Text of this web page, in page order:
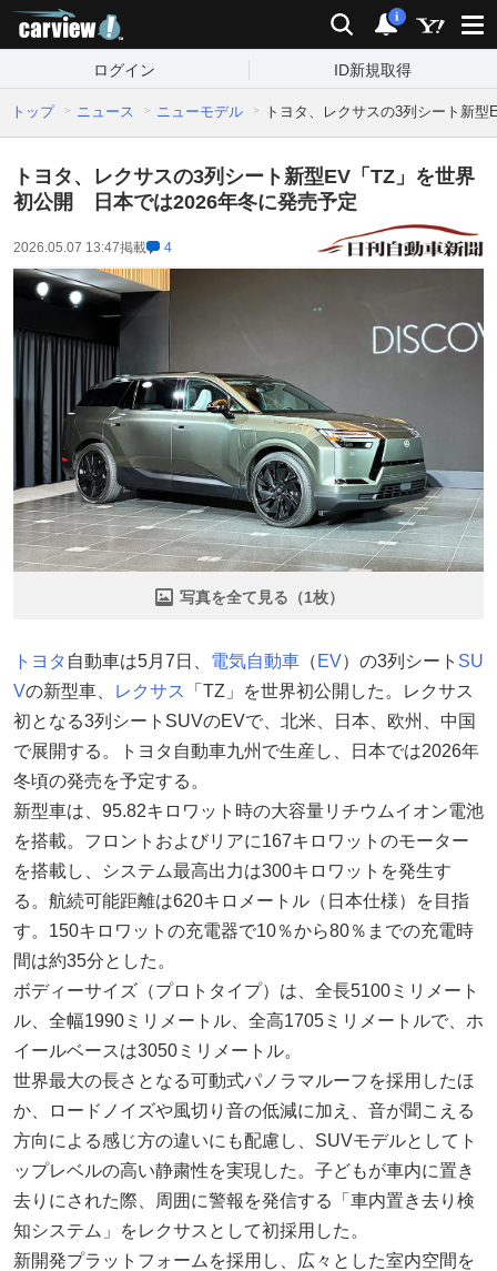
検索 通知
i
ログイン ID新規取得
トップ ニュース ニューモデル トヨタ、レクサスの3列シート新
トヨタ、レクサスの3列シート新型EV「TZ」を世界
初公開 日本では2026年冬に発売予定
2026.05.07 13:47掲載 4
写真を全て見る（1枚）
トヨタ 自動車は5月7日、 電気自動車 （ EV）の3列シート SU
Vの新型車、 レクサス
「TZ」を世界初公開した。レクサス
初となる3列シートSUVのEVで、北米、日本、欧州、中国
で展開する。トヨタ自動車九州で生産し、日本では2026年
冬頃の発売を予定する。
新型車は、95.82キロワット時の大容量リチウムイオン電池
を搭載。フロントおよびリアに167キロワットのモーター
を搭載し、システム最高出力は300キロワットを発生す
る。航続可能距離は620キロメートル（日本仕様）を目指
す。150キロワットの充電器で10％から80％までの充電時
間は約35分とした。
ボディーサイズ（プロトタイプ）は、全長5100ミリメート
ル、全幅1990ミリメートル、全高1705ミリメートルで、ホ
イールベースは3050ミリメートル。
世界最大の長さとなる可動式パノラマルーフを採用したほ
か、ロードノイズや風切り音の低減に加え、音が聞こえる
方向による感じ方の違いにも配慮し、SUVモデルとしてト
ップレベルの高い静粛性を実現した。子どもが車内に置き
去りにされた際、周囲に警報を発信する「車内置き去り検
知システム」をレクサスとして初採用した。
新開発プラットフォームを採用し、広々とした室内空間を